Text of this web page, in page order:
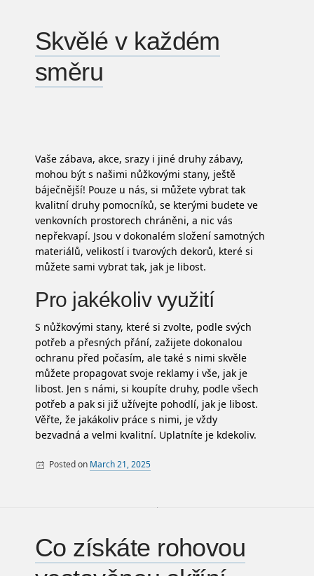
Skvělé v každém
směru
Vaše zábava, akce, srazy i jiné druhy zábavy,
mohou být s našimi nůžkovými stany, ještě
báječnější! Pouze u nás, si můžete vybrat tak
kvalitní druhy pomocníků, se kterými budete ve
venkovních prostorech chráněni, a nic vás
nepřekvapí. Jsou v dokonalém složení samotných
materiálů, velikostí i tvarových dekorů, které si
můžete sami vybrat tak, jak je libost.
Pro jakékoliv využití
S nůžkovými stany, které si zvolte, podle svých
potřeb a přesných přání, zažijete dokonalou
ochranu před počasím, ale také s nimi skvěle
můžete propagovat svoje reklamy i vše, jak je
libost. Jen s námi, si koupíte druhy, podle všech
potřeb a pak si již užívejte pohodlí, jak je libost.
Věřte, že jakákoliv práce s nimi, je vždy
bezvadná a velmi kvalitní. Uplatníte je kdekoliv.
Posted on March 21, 2025
Co získáte rohovou